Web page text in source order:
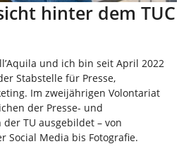
hinter dem TUC
und ich bin seit April 2022
Stabstelle für Presse,
Im zweijährigen Volontariat
der Presse- und
TU ausgebildet – von
Social Media bis Fotografie.